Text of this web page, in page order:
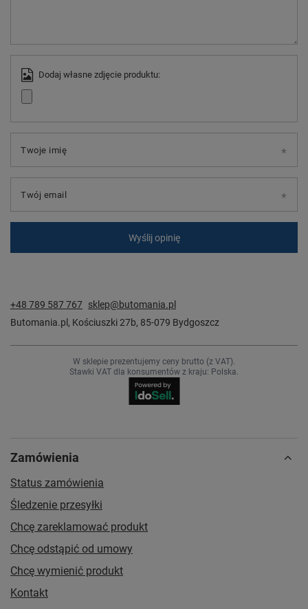
Dodaj własne zdjęcie produktu:
Twoje imię
Twój email
Wyślij opinię
+48 789 587 767 sklep@butomania.pl
Butomania.pl , Kościuszki 27b, 85-079 Bydgoszcz
W sklepie prezentujemy ceny brutto (z VAT).
Stawki VAT dla konsumentów z kraju: Polska.
Zamówienia
Status zamówienia
Śledzenie przesyłki
Chcę zareklamować produkt
Chcę odstąpić od umowy
Chcę wymienić produkt
Kontakt